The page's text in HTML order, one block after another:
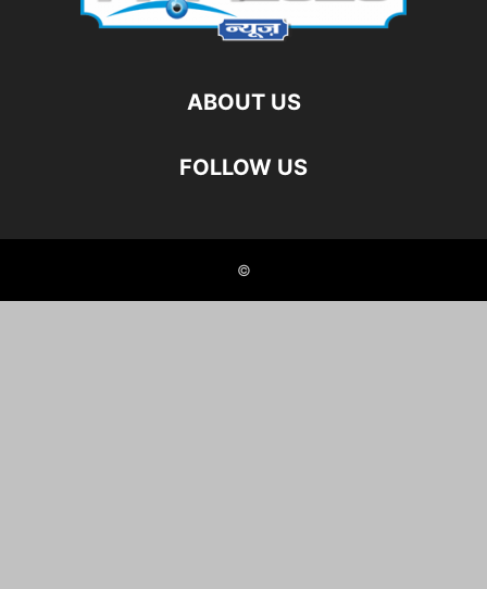
ABOUT US
FOLLOW US
©